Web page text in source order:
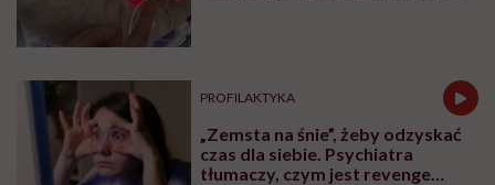
PROFILAKTYKA
„Zemsta na śnie”, żeby odzyskać
czas dla siebie. Psychiatra
tłumaczy, czym jest revenge